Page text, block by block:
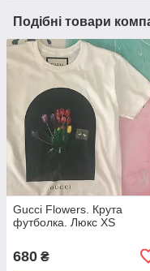
Подібні товари
Gucci Flowers. Крута
футболка. Люкс XS
680 ₴